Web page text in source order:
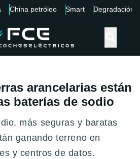
China petróleo Smart Degradación
arancelarias están
baterías de sodio
más seguras y baratas
ganando terreno en
y centros de datos.